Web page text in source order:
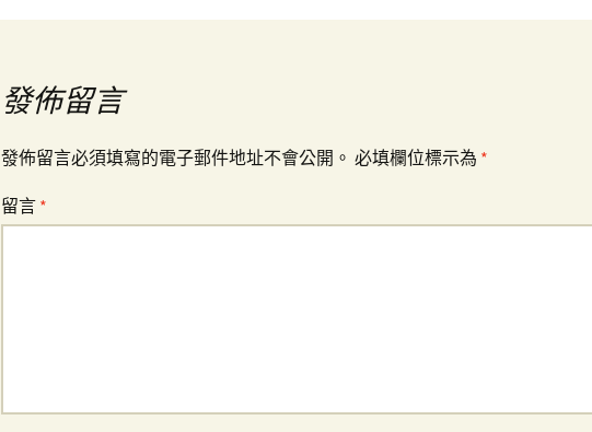
發佈留言
發佈留言必須填寫的電子郵件地址不會公開。 必填欄位標示為 *
留言 *